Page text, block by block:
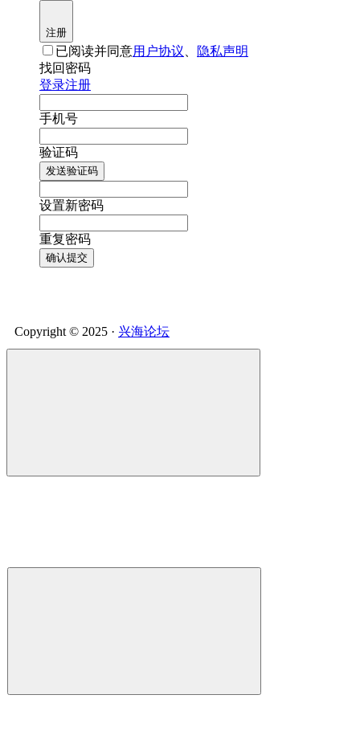
注册
已阅读并同意用户协议
隐私声明
找回密码
登录注册
手机号
验证码
发送验证码
设置新密码
重复密码
确认提交
Copyright © 2025 · 兴海论坛